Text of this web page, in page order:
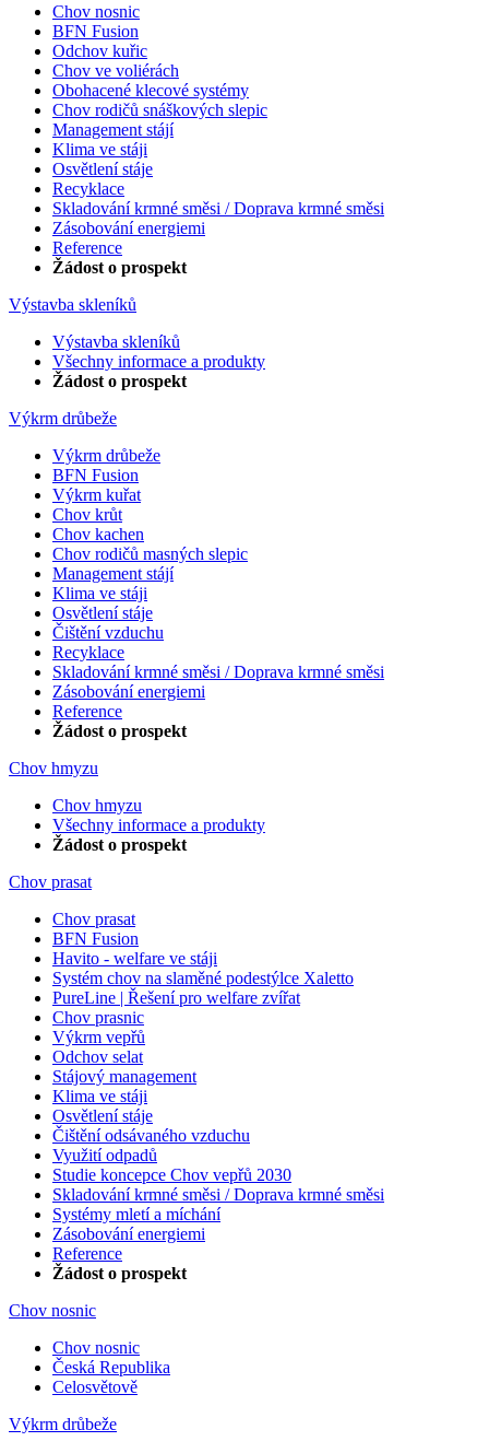
Chov nosnic
BFN Fusion
Odchov kuřic
Chov ve voliérách
Obohacené klecové systémy
Chov rodičů snáškových slepic
Management stájí
Klima ve stáji
Osvětlení stáje
Recyklace
Skladování krmné směsi / Doprava krmné směsi
Zásobování energiemi
Reference
Žádost o prospekt
Výstavba skleníků
Výstavba skleníků
Všechny informace a produkty
Žádost o prospekt
Výkrm drůbeže
Výkrm drůbeže
BFN Fusion
Výkrm kuřat
Chov krůt
Chov kachen
Chov rodičů masných slepic
Management stájí
Klima ve stáji
Osvětlení stáje
Čištění vzduchu
Recyklace
Skladování krmné směsi / Doprava krmné směsi
Zásobování energiemi
Reference
Žádost o prospekt
Chov hmyzu
Chov hmyzu
Všechny informace a produkty
Žádost o prospekt
Chov prasat
Chov prasat
BFN Fusion
Havito - welfare ve stáji
Systém chov na slaměné podestýlce Xaletto
PureLine | Řešení pro welfare zvířat
Chov prasnic
Výkrm vepřů
Odchov selat
Stájový management
Klima ve stáji
Osvětlení stáje
Čištění odsávaného vzduchu
Využití odpadů
Studie koncepce Chov vepřů 2030
Skladování krmné směsi / Doprava krmné směsi
Systémy mletí a míchání
Zásobování energiemi
Reference
Žádost o prospekt
Chov nosnic
Chov nosnic
Česká Republika
Celosvětově
Výkrm drůbeže